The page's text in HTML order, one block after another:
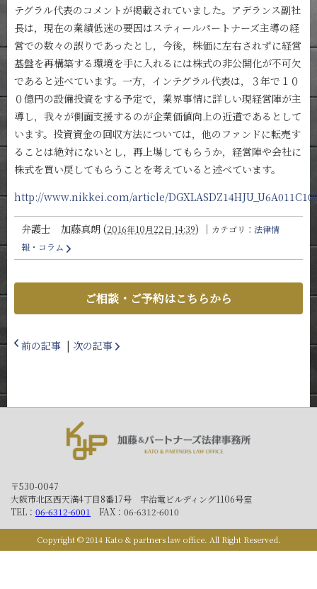
テグラル代表のコメントが掲載されていました。アデランス副社
長は，現在の業績低迷の要因はスティールパートナーズ主導の経
営での数々の誤りであったとし，今後，株価に左右されずに経営
基盤を再構築する環境を手に入れるには株式の非公開化が不可欠
であると述べています。一方，インテグラル代表は，３年で１０
０億円の設備投資をする予定で，業界事情に詳しい現経営陣が主
導し，我々が側面支援するのが企業価値向上の近道であるとして
います。投資資金の回収方法については，他のファンドに転売す
ることは絶対にないとし，再上場してもらうか，経営陣や会社に
株式を買い戻してもらうことを考えていると述べています。
http://www.nikkei.com/article/
弁護士 加藤真朗 (2016年10月22日 14:39) ｜ カテゴリ： 法律情
報・コラム
ご相談・ご予約はこちらから
前の記事 | 次の記事
〒530-0047
大阪市北区西天満4丁目8番17号 宇治電ビルディング1106号室
TEL： 06-6312-6001 FAX：06-6312-6010
Copyright © 2014 Kato & partners law office. All Right Reserved.